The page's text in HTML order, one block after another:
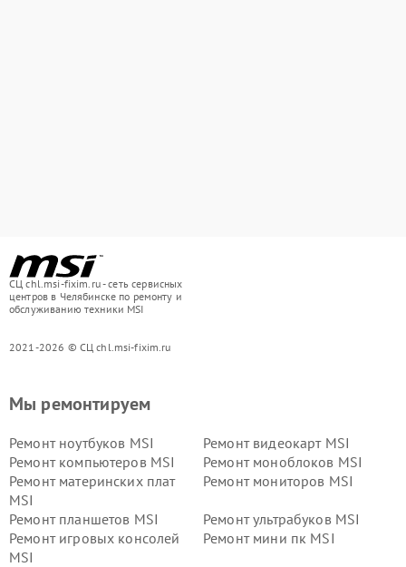
СЦ chl.msi-fixim.ru - сеть сервисных
центров в Челябинске по ремонту и
обслуживанию техники MSI
2021-2026 © СЦ chl.msi-fixim.ru
Мы ремонтируем
Ремонт ноутбуков MSI
Ремонт видеокарт MSI
Ремонт компьютеров MSI
Ремонт моноблоков MSI
Ремонт материнских плат
MSI
Ремонт мониторов MSI
Ремонт планшетов MSI
Ремонт ультрабуков MSI
Ремонт игровых консолей
MSI
Ремонт мини пк MSI